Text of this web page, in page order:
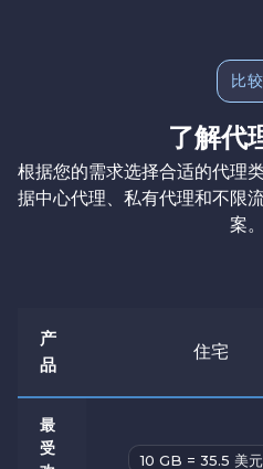
比较
了解代
根据您的需求选择合适的代理
据中心代理、私有代理和不限
案。
产
品
住宅
最
受
10 GB = 35.5 美元